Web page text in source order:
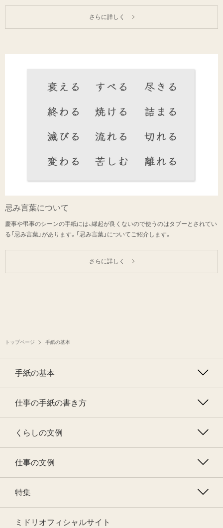
さらに詳しく
忌み言葉について
慶事や弔事のシーンの手紙には、縁起が良くないので使うのはタブーとされてい
る「忌み言葉」があります。「忌み言葉」についてご紹介します。
さらに詳しく
トップページ 手紙の基本
手紙の基本
仕事の手紙の書き方
くらしの文例
仕事の文例
特集
ミドリオフィシャルサイト